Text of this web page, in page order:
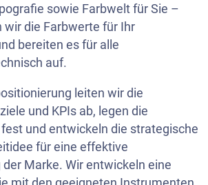
sowie Farbwelt für Sie –
wir die Farbwerte für Ihr
bereiten es für alle
auf.
leiten wir die
und KPIs ab, legen die
und entwickeln die strategische
für eine effektive
Marke. Wir entwickeln eine